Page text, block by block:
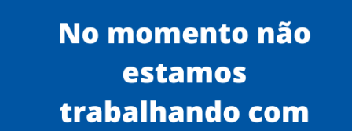
Microfilmagem
scanner de microfilme preço Natal
Serviços